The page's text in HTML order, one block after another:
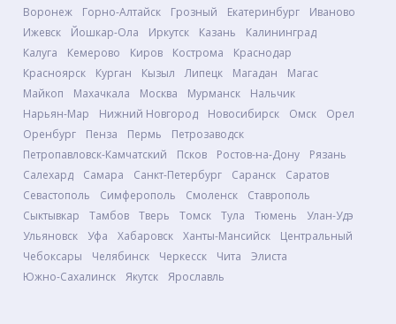
Воронеж
Горно-Алтайск Грозный Екатеринбург
Иваново
Ижевск
Йошкар-Ола Иркутск Казань
Калининград
Калуга
Кемерово Киров Кострома
Краснодар
Красноярск
Курган Кызыл Липецк Магадан
Магас
Майкоп
Махачкала Москва Мурманск
Нальчик
Нарьян-Мар
Нижний Новгород Новосибирск Омск
Орел
Оренбург
Пенза Пермь
Петрозаводск
Петропавловск-Камчатский
Псков Ростов-на-Дону
Рязань
Салехард
Самара Санкт-Петербург Саранск
Саратов
Севастополь
Симферополь Смоленск
Ставрополь
Сыктывкар
Тамбов Тверь Томск Тула Тюмень
Улан-Удэ
Ульяновск
Уфа Хабаровск Ханты-Мансийск
Центральный
Чебоксары
Челябинск Черкесск Чита
Элиста
Южно-Сахалинск
Якутск Ярославль